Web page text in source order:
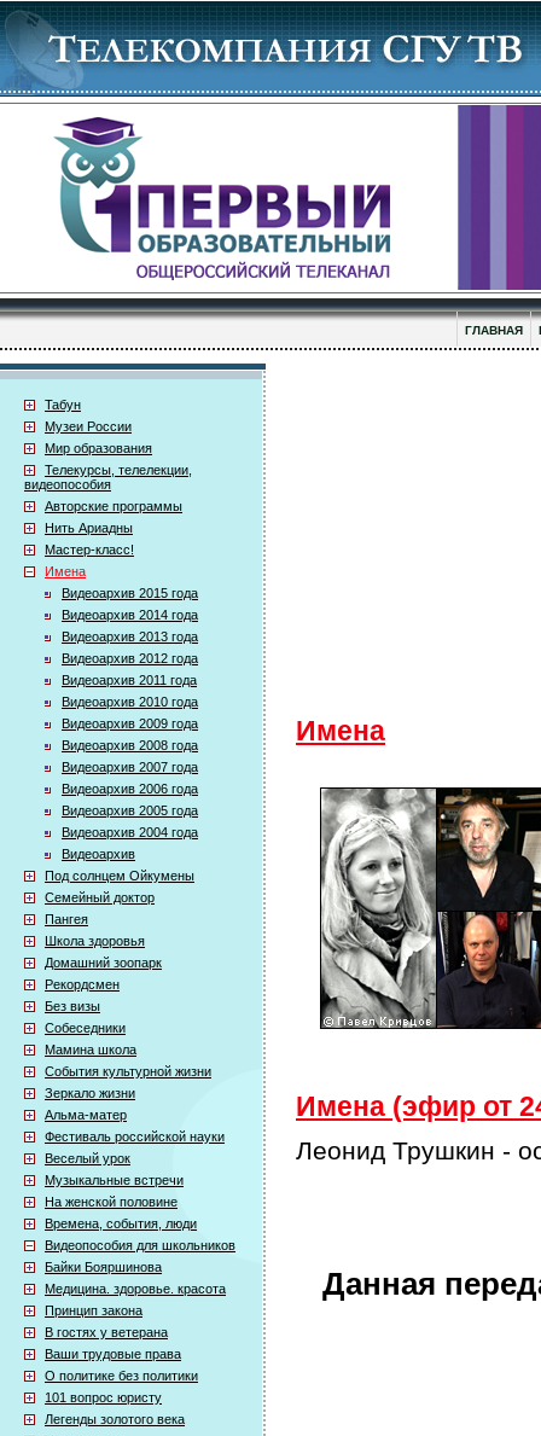
ГЛАВНАЯ
Табун
Музеи России
Мир образования
Телекурсы, телелекции,
видеопособия
Авторские программы
Нить Ариадны
Мастер-класс!
Имена
Видеоархив 2015 года
Видеоархив 2014 года
Видеоархив 2013 года
Видеоархив 2012 года
Видеоархив 2011 года
Видеоархив 2010 года
Видеоархив 2009 года
Видеоархив 2008 года
Видеоархив 2007 года
Видеоархив 2006 года
Видеоархив 2005 года
Видеоархив 2004 года
Видеоархив
Под солнцем Ойкумены
Семейный доктор
Пангея
Школа здоровья
Домашний зоопарк
Рекордсмен
Без визы
Собеседники
Мамина школа
События культурной жизни
Зеркало жизни
Альма-матер
Фестиваль российской науки
Веселый урок
Музыкальные встречи
На женской половине
Времена, события, люди
Видеопособия для школьников
Байки Бояршинова
Медицина. здоровье. красота
Принцип закона
В гостях у ветерана
Ваши трудовые права
О политике без политики
101 вопрос юристу
Легенды золотого века
Имена
Имена (эфир от
Леонид Трушкин -
Данная